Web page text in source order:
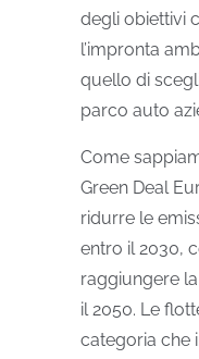
degli obiettivi
l’impronta
quello di
parco auto
Come
Green Deal
ridurre le
entro il 2030,
raggiungere
il 2050. Le
categoria che